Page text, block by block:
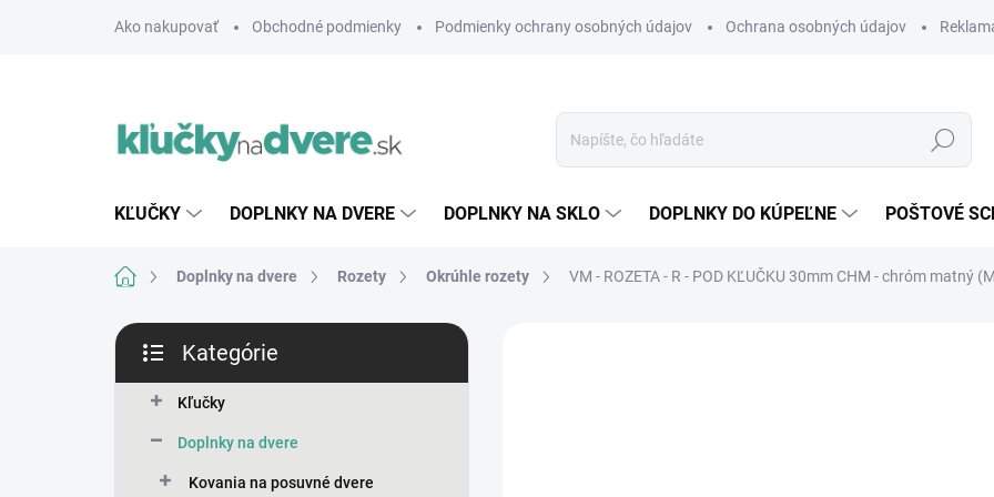
Ako nakupovať Obchodné podmienky Podmienky ochrany osobných údajov Ochrana osobných údajov
Hľadať
KĽUČKY DOPLNKY NA DVERE DOPLNKY NA SKLO DOPLNKY DO KÚPEĽNE POŠTOVÉ
DomovDoplnky na dvere Rozety Okrúhle rozety VM - ROZETA - R - POD KĽUČKU 30mm CHM - chróm matný
B
č
kategórie
Kategórie
Kľučky
Doplnky na dvere
Kovania na posuvné dvere